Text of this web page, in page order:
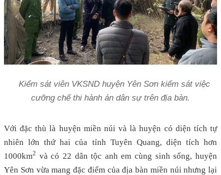
Kiểm sát viên VKSND huyện Yên Sơn kiểm sát việc
cưỡng chế thi hành án dân sự trên địa bàn.
Với đặc thù là huyện miền núi và là huyện có diện tích tự
nhiên lớn thứ hai của tỉnh Tuyên Quang, diện tích hơn
1000km2 và có 22 dân tộc anh em cùng sinh sống, huyện
Yên Sơn vừa mang đặc điểm của địa bàn miền núi nhưng lại